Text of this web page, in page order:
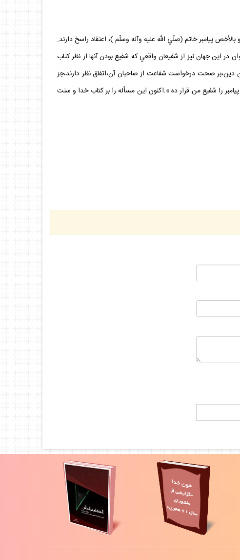
پيامبر خاتم (صلّي الله عليه وآله وسلّم )، اعتقاد راسخ دارند.
اين جهان نيز از شفيعان واقعي كه شفيع بودن آنها از نظر كتاب
كرد و مثلاً گفت:« اي محبوب درگاه خدا در روز رستاخيز درباره من شفاعت كن»؟.(1).همه عالمان دين،بر صحت درخواست شفاعت از صاحبان آن،اتفاق نظر دارند،جز
را شفيع من قرار ده ».اكنون اين مسأله را بر كتاب خدا و سنت